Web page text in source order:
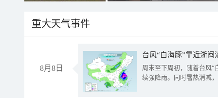
重大天气事件
8月8日
台风“白海豚”靠近浙
周末至下周初，随着台风“
续强降雨。同时暑热消减